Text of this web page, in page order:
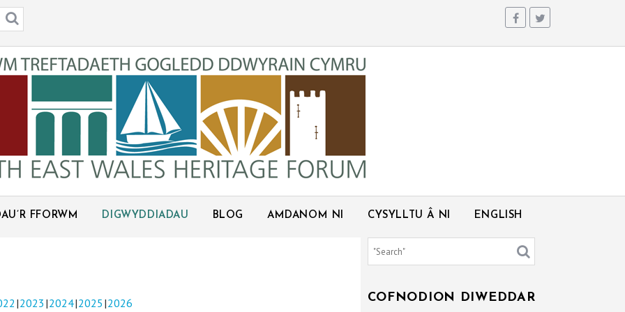
FFORWM DIGWYDDIADAU BLOG AMDANOM NI CYSYLLTU Â NI ENGLISH
2023 2024 2025 2026 COFNODION DIWEDDAR